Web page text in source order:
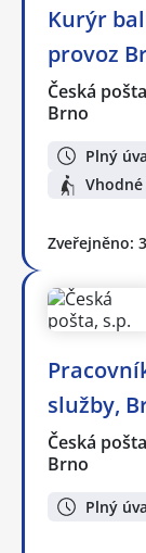
Kurýr
provoz
Česká
Brno
Plný
Zveřejněno:
služby,
Česká
Brno
Plný